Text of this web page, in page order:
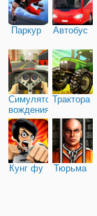
Паркур Автобус
Симулятор
вождения
Трактора
Кунг фу Тюрьма